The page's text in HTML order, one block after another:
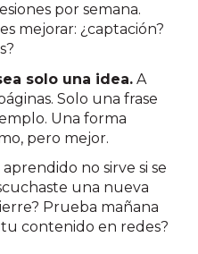
por semana.
mejorar: ¿captación?
solo una idea. A
Solo una frase
Una forma
pero mejor.
aprendido no sirve si se
una nueva
Prueba mañana
tu contenido en redes?